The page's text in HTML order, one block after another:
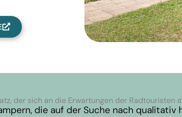
der sich an die Erwartungen der Radtouristen
die auf der Suche nach